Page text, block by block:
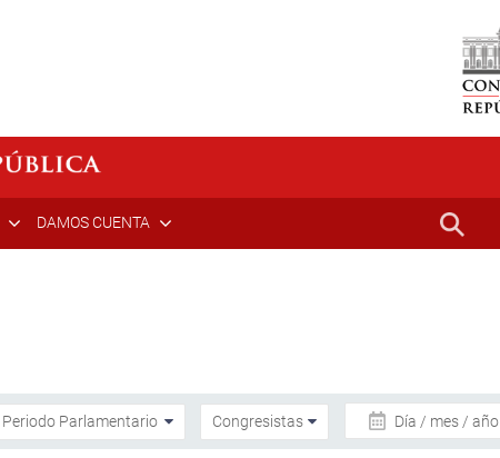
DAMOS CUENTA
Día / mes / año